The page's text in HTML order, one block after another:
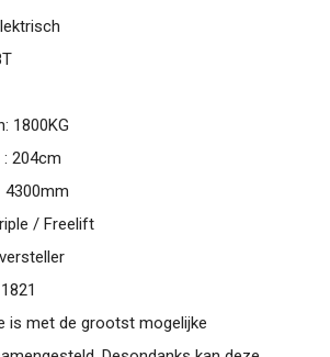
1800KG
204cm
/ Freelift
is met de grootst mogelijke